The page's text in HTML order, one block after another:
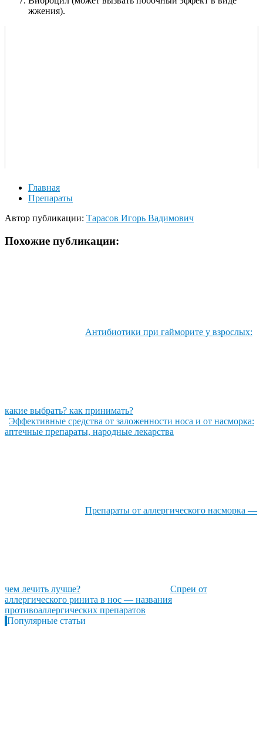
жжения).
Главная
Препараты
Автор публикации: Тарасов Игорь Вадимович
Похожие публикации:
Антибиотики при гайморите у взрослых:
какие выбрать? как принимать?
Эффективные средства от заложенности носа и от насморка:
аптечные препараты, народные лекарства
Препараты от аллергического насморка —
чем лечить лучше?
Спреи от
аллергического ринита в нос — названия
противоаллергических препаратов
Популярные статьи